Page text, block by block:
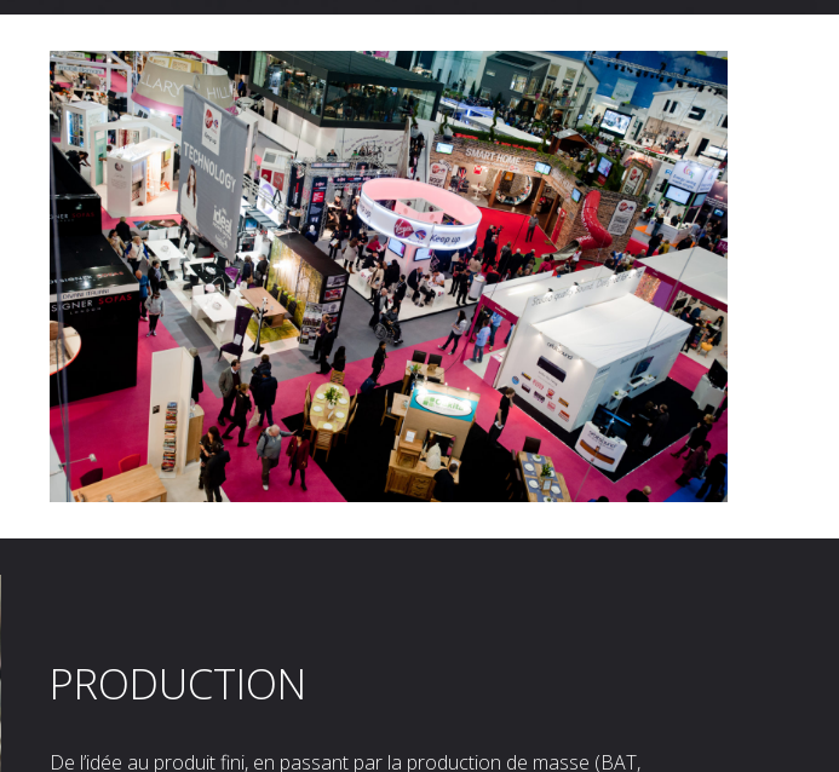
PRODUCTION
De l’idée au produit fini, en passant par la production de masse (BAT,